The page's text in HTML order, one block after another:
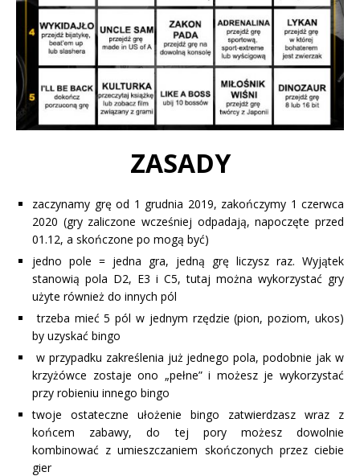
ZASADY
zaczynamy grę od 1 grudnia 2019, zakończymy 1 czerwca
2020 (gry zaliczone wcześniej odpadają, napoczęte przed
01.12, a skończone po mogą być)
jedno pole = jedna gra, jedną grę liczysz raz. Wyjątek
stanowią pola D2, E3 i C5, tutaj można wykorzystać gry
użyte również do innych pól
trzeba mieć 5 pól w jednym rzędzie (pion, poziom, ukos)
by uzyskać bingo
w przypadku zakreślenia już jednego pola, podobnie jak w
krzyżówce zostaje ono „pełne” i możesz je wykorzystać
przy robieniu innego bingo
twoje ostateczne ułożenie bingo zatwierdzasz wraz z
końcem zabawy, do tej pory możesz dowolnie
kombinować z umieszczaniem skończonych przez ciebie
gier